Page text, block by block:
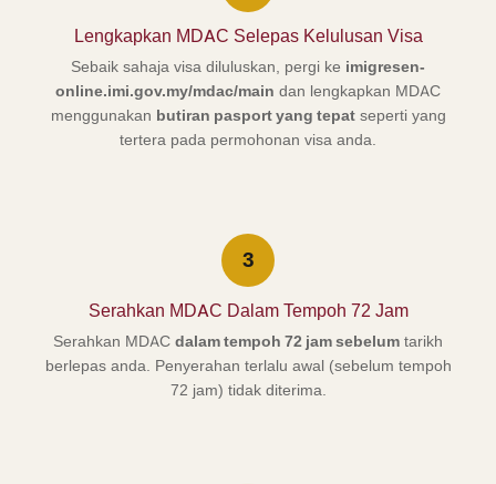
Lengkapkan MDAC Selepas Kelulusan Visa
Sebaik sahaja visa diluluskan, pergi ke imigresen-
online.imi.gov.my/mdac/main dan lengkapkan MDAC
menggunakan butiran pasport yang tepatseperti yang
tertera pada permohonan visa anda.
3
Serahkan MDAC Dalam Tempoh 72 Jam
Serahkan MDAC dalam tempoh 72 jam sebelum tarikh
berlepas anda. Penyerahan terlalu awal (sebelum tempoh
72 jam) tidak diterima.